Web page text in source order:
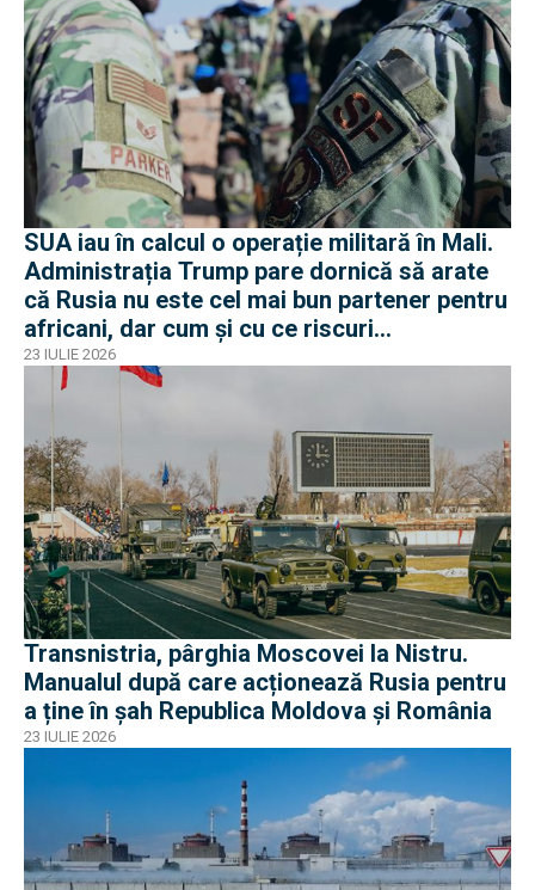
SUA iau în calcul o operație militară în Mali.
Administrația Trump pare dornică să arate
că Rusia nu este cel mai bun partener pentru
africani, dar cum și cu ce riscuri
operaționale?
23 IULIE 2026
Transnistria, pârghia Moscovei la Nistru.
Manualul după care acționează Rusia pentru
a ține în șah Republica Moldova și România
23 IULIE 2026